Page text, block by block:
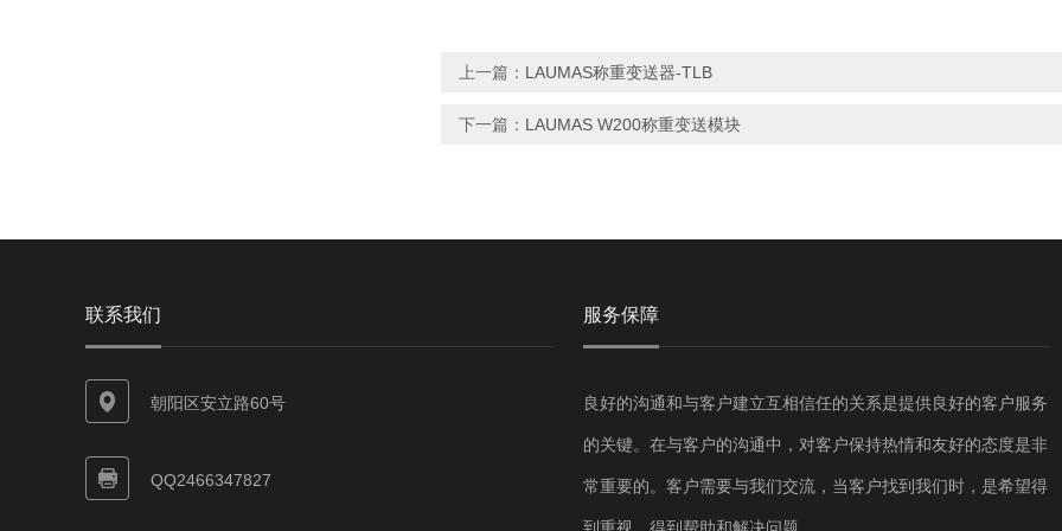
上一篇： LAUMAS称重变送器-TLB
下一篇： LAUMAS W200称重变送模块
联系我们
朝阳区安立路60号
QQ2466347827
服务保障
良好的沟通和与客户建立互相信任的关系是提供良好的客户服务
的关键。在与客户的沟通中，对客户保持热情和友好的态度是非
常重要的。客户需要与我们交流，当客户找到我们时，是希望得